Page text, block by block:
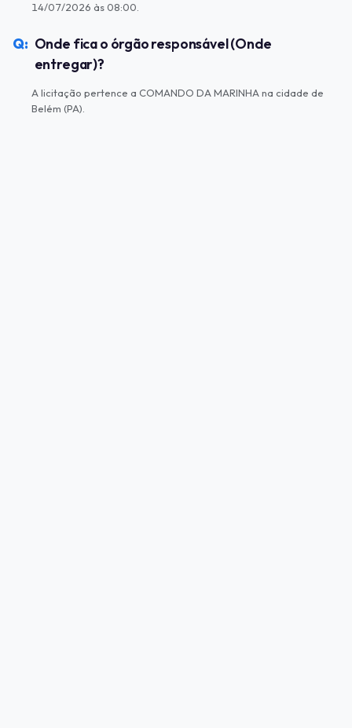
14/07/2026 às 08:00.
Onde fica o órgão responsável (Onde
entregar)?
A licitação pertence a COMANDO DA MARINHA na cidade de
Belém (PA).